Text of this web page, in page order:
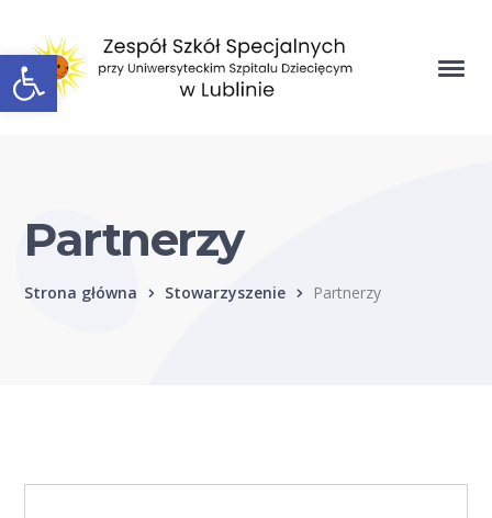
Open toolbar
Partnerzy
Strona główna Stowarzyszenie Partnerzy